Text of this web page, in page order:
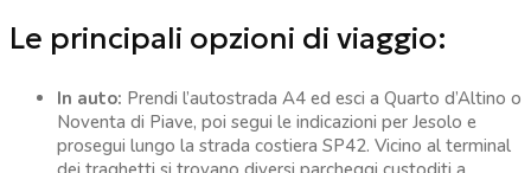
Le principali opzioni di viaggio:
In auto: Prendi l’autostrada A4 ed esci a Quarto d’Altino o
Noventa di Piave, poi segui le indicazioni per Jesolo e
prosegui lungo la strada costiera SP42. Vicino al terminal